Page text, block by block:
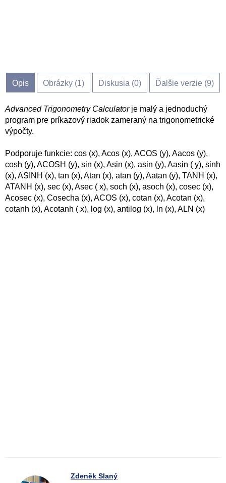
Opis Obrázky (1) Diskusia (0) Ďalšie verzie (9)
Advanced Trigonometry Calculatorje malý a jednoduchý
program pre príkazový riadok zameraný na trigonometrické
výpočty.
Podporuje funkcie: cos (x), Acos (x), ACOS (y), Aacos (y),
cosh (y), ACOSH (y), sin (x), Asin (x), asin (y), Aasin ( y), sinh
(x), ASINH (x), tan (x), Atan (x), atan (y), Aatan (y), TANH (x),
ATANH (x), sec (x), Asec ( x), soch (x), asoch (x), cosec (x),
Acosec (x), Cosecha (x), ACOS (x), cotan (x), Acotan (x),
cotanh (x), Acotanh ( x), log (x), antilog (x), ln (x), ALN (x)
Zdeněk Slaný